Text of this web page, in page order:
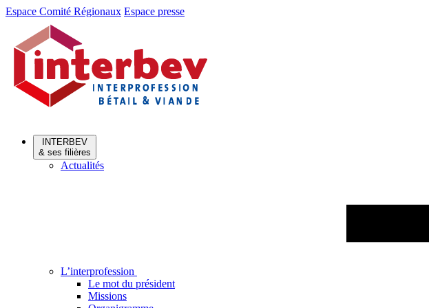
Aller
Aller
contenu
Espace Comité Régionaux Espace presse
INTERBEV
& ses filières
Actualités
L’interprofession
Le mot du président
Missions